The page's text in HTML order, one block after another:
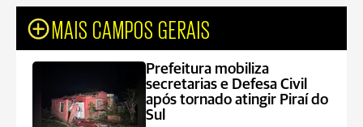
MAIS CAMPOS GERAIS
Prefeitura mobiliza
secretarias e Defesa Civil
após tornado atingir Piraí do
Sul